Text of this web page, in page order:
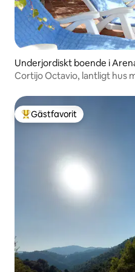
Underjordiskt boende i
Cortijo Octavio, lantligt hus
Populär gästfavorit
Gästfavorit